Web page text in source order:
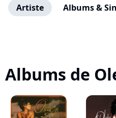
Artiste Albums &
Albums de